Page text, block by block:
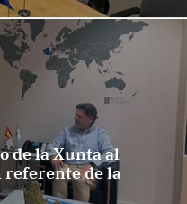
de la Xunta al
referente de la